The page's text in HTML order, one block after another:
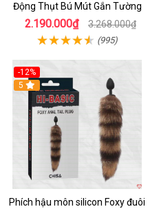
Động Thụt Bú Mút Gắn Tường
2.190.000₫ 3.268.000₫
(995)
-12%
Hot
5
Phích hậu môn silicon Foxy đuôi